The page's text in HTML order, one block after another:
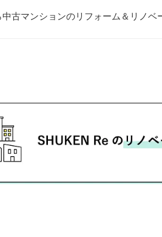
古マンションのリフォーム＆リノベ